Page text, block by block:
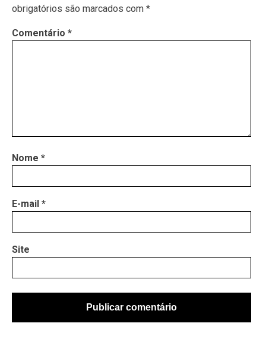
obrigatórios são marcados com *
Comentário *
Nome *
E-mail *
Site